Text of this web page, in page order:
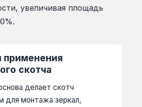
увеличивая площадь
применения
скотча
делает скотч
для монтажа зеркал,